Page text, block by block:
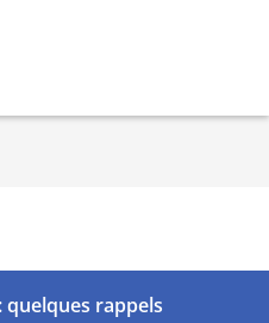
quelques rappels